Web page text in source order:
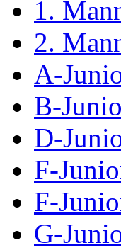
1.
2.
A-
B-
D-
F-
F-
G-